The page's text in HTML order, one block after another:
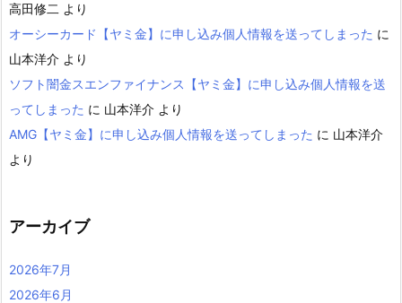
高田修二 より
オーシーカード【ヤミ金】に申し込み個人情報を送ってしまった に
山本洋介 より
ソフト闇金スエンファイナンス【ヤミ金】に申し込み個人情報を送
ってしまった に 山本洋介 より
AMG【ヤミ金】に申し込み個人情報を送ってしまった に 山本洋介
より
アーカイブ
2026年7月
2026年6月